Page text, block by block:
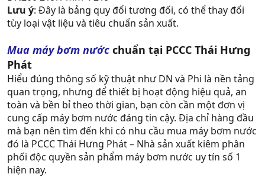
Lưu ý: Đây là bảng quy đổi tương đối, có thể thay đổi
tùy loại vật liệu và tiêu chuẩn sản xuất.
Mua máy bơm nước chuẩn tại PCCC Thái Hưng
Phát
Hiểu đúng thông số kỹ thuật như DN và Phi là nền tảng
quan trọng, nhưng để thiết bị hoạt động hiệu quả, an
toàn và bền bỉ theo thời gian, bạn còn cần một đơn vị
cung cấp máy bơm nước đáng tin cậy. Địa chỉ hàng đầu
mà bạn nên tìm đến khi có nhu cầu mua máy bơm nước
đó là PCCC Thái Hưng Phát – Nhà sản xuất kiêm phân
phối độc quyền sản phẩm máy bơm nước uy tín số 1
hiện nay.